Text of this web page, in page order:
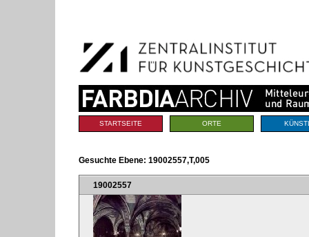
Navigation
Sektionen
STARTSEITE ORTE
Gesuchte Ebene: 19002557,T,005
19002557